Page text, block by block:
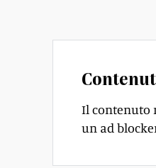
Il contenuto
un ad